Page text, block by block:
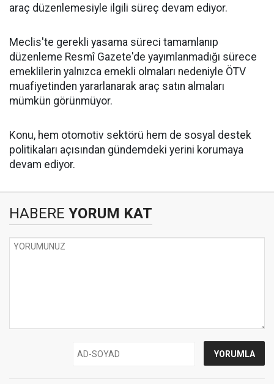
araç düzenlemesiyle ilgili süreç devam ediyor.
Meclis'te gerekli yasama süreci tamamlanıp
düzenleme Resmî Gazete'de yayımlanmadığı sürece
emeklilerin yalnızca emekli olmaları nedeniyle ÖTV
muafiyetinden yararlanarak araç satın almaları
mümkün görünmüyor.
Konu, hem otomotiv sektörü hem de sosyal destek
politikaları açısından gündemdeki yerini korumaya
devam ediyor.
HABERE YORUM KAT